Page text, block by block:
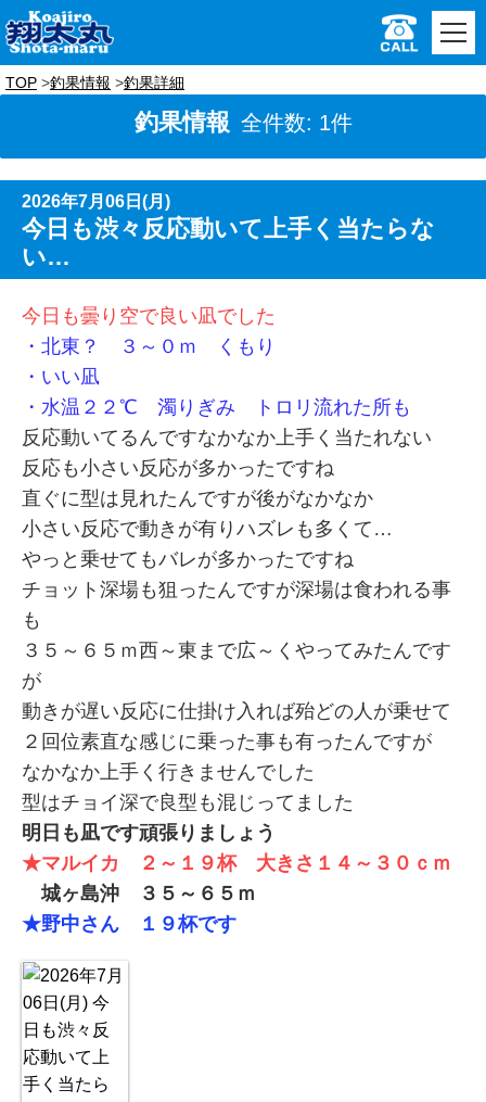
TOP 釣果情報 釣果詳細
釣果情報 全件数: 1件
2026年7月06日(月)
今日も渋々反応動いて上手く当たらな
い…
今日も曇り空で良い凪でした
・北東？ ３～０ｍ くもり
・いい凪
・水温２２℃ 濁りぎみ トロリ流れた所も
反応動いてるんですなかなか上手く当たれない
反応も小さい反応が多かったですね
直ぐに型は見れたんですが後がなかなか
小さい反応で動きが有りハズレも多くて…
やっと乗せてもバレが多かったですね
チョット深場も狙ったんですが深場は食われる事
も
３５～６５ｍ西～東まで広～くやってみたんです
が
動きが遅い反応に仕掛け入れば殆どの人が乗せて
２回位素直な感じに乗った事も有ったんですが
なかなか上手く行きませんでした
型はチョイ深で良型も混じってました
明日も凪です頑張りましょう
★マルイカ ２～１９杯 大きさ１４～３０ｃｍ
城ヶ島沖 ３５～６５ｍ
★野中さん １９杯です